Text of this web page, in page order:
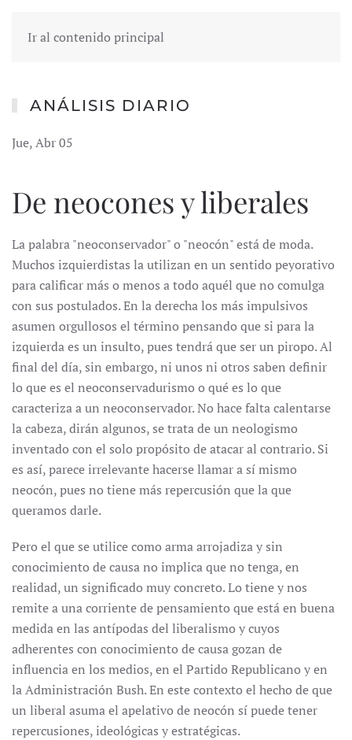
Ir al contenido principal
ANÁLISIS DIARIO
Jue, Abr 05
De neocones y liberales
La palabra "neoconservador" o "neocón" está de moda.
Muchos izquierdistas la utilizan en un sentido peyorativo
para calificar más o menos a todo aquél que no comulga
con sus postulados. En la derecha los más impulsivos
asumen orgullosos el término pensando que si para la
izquierda es un insulto, pues tendrá que ser un piropo. Al
final del día, sin embargo, ni unos ni otros saben definir
lo que es el neoconservadurismo o qué es lo que
caracteriza a un neoconservador. No hace falta calentarse
la cabeza, dirán algunos, se trata de un neologismo
inventado con el solo propósito de atacar al contrario. Si
es así, parece irrelevante hacerse llamar a sí mismo
neocón, pues no tiene más repercusión que la que
queramos darle.
Pero el que se utilice como arma arrojadiza y sin
conocimiento de causa no implica que no tenga, en
realidad, un significado muy concreto. Lo tiene y nos
remite a una corriente de pensamiento que está en buena
medida en las antípodas del liberalismo y cuyos
adherentes con conocimiento de causa gozan de
influencia en los medios, en el Partido Republicano y en
la Administración Bush. En este contexto el hecho de que
un liberal asuma el apelativo de neocón sí puede tener
repercusiones, ideológicas y estratégicas.